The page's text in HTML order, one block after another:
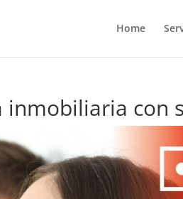
Home
inmobiliaria con